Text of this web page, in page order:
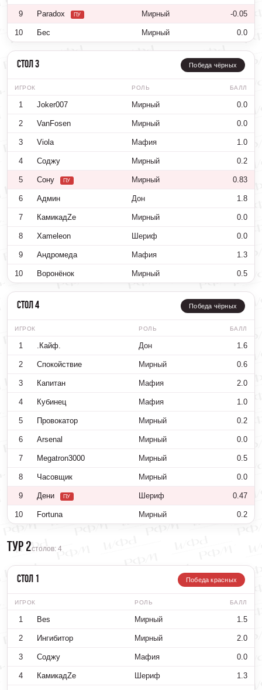
9 Paradox ПУ Мирный -0.05
10 Бес Мирный 0.0
Стол 3 Победа чёрных
ИГРОК РОЛЬ БАЛЛ
1 Joker007 Мирный 0.0
2 VanFosen Мирный 0.0
3 Viola Мафия 1.0
4 Соджу Мирный 0.2
5 Сону ПУ Мирный 0.83
6 Админ Дон 1.8
7 КамикадZе Мирный 0.0
8 Xameleon Шериф 0.0
9 Андромеда Мафия 1.3
10 Воронёнок Мирный 0.5
Стол 4 Победа чёрных
ИГРОК РОЛЬ БАЛЛ
1 .Кайф. Дон 1.6
2 Спокойствие Мирный 0.6
3 Капитан Мафия 2.0
4 Кубинец Мафия 1.0
5 Провокатор Мирный 0.2
6 Arsenal Мирный 0.0
7 Megatron3000 Мирный 0.5
8 Часовщик Мирный 0.0
9 Дени ПУ Шериф 0.47
10 Fortuna Мирный 0.2
Тур 2столов: 4
Стол 1 Победа красных
ИГРОК РОЛЬ БАЛЛ
1 Bes Мирный 1.5
2 Ингибитор Мирный 2.0
3 Соджу Мафия 0.0
4 КамикадZе Шериф 1.3